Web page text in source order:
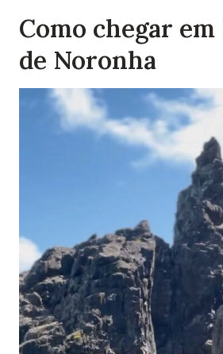
Como chegar
de Noronha